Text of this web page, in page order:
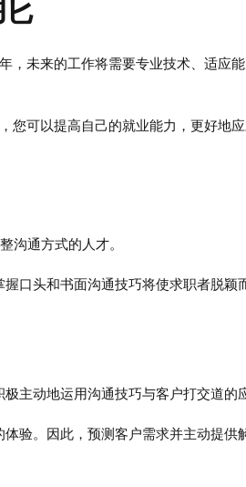
，未来的工作将需要专业技术、适应
您可以提高自己的就业能力，更好地
通方式的人才。
口头和书面沟通技巧将使求职者脱颖
主动地运用沟通技巧与客户打交道的
验。因此，预测客户需求并主动提供